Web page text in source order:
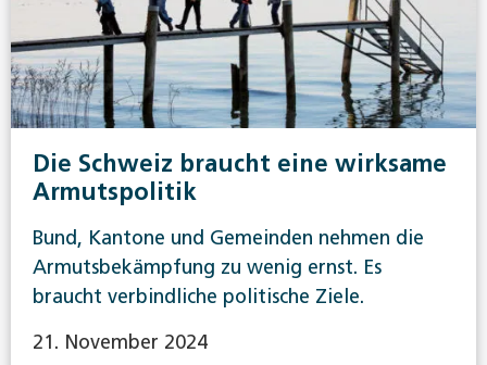
Die Schweiz braucht eine wirksame
Armutspolitik
Bund, Kantone und Gemeinden nehmen die
Armutsbekämpfung zu wenig ernst. Es
braucht verbindliche politische Ziele.
21. November 2024